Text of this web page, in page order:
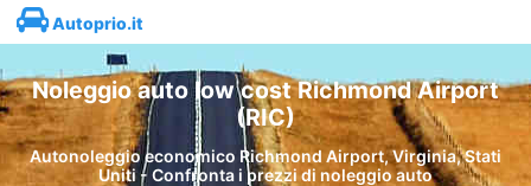
Autoprio.it
Noleggio auto low cost Richmond Airport
(RIC)
Autonoleggio economico Richmond Airport, Virginia, Stati
Uniti - Confronta i prezzi di noleggio auto